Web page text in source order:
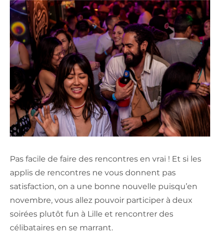
Pas facile de faire des rencontres en vrai ! Et si les
applis de rencontres ne vous donnent pas
satisfaction, on a une bonne nouvelle puisqu’en
novembre, vous allez pouvoir participer à deux
soirées plutôt fun à Lille et rencontrer des
célibataires en se marrant.